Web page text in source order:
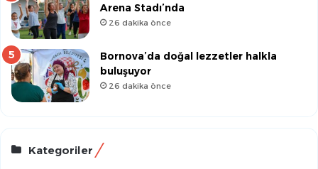
Arena Stadı’nda
26 dakika önce
Bornova’da doğal lezzetler halkla
buluşuyor
26 dakika önce
Kategoriler